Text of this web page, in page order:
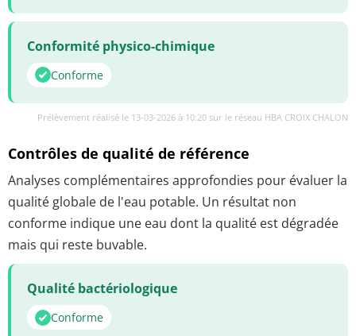
Conformité physico-chimique
Conforme
Prélèvement réalisé le 13-03-2026 à 10:20 sur le réseau HBA CROIX CHALON
Contrôles de qualité de référence
Analyses complémentaires approfondies pour évaluer la
qualité globale de l'eau potable. Un résultat non
conforme indique une eau dont la qualité est dégradée
mais qui reste buvable.
Qualité bactériologique
Conforme